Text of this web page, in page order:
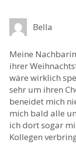
Bella
Meine
ihrer
wäre wirklich
sehr um ihren
beneidet mich
mich bald alle
ich dort sogar
Kollegen